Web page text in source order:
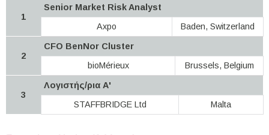
1
Senior Market Risk Analyst
Axpo
Baden, Switzerland
2
CFO BenNor Cluster
bioMérieux
Brussels, Belgium
3
Λογιστής/ρια Α'
STAFFBRIDGE Ltd
Malta